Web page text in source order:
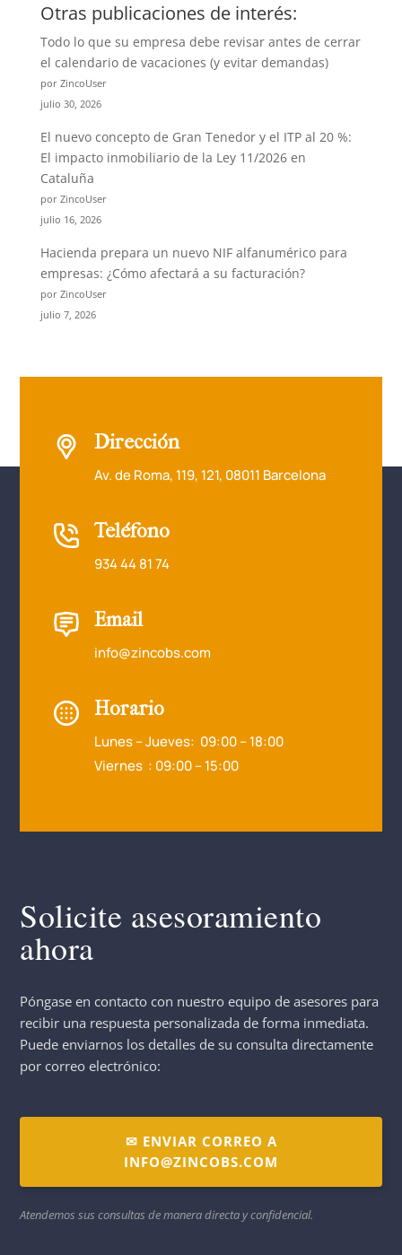
Otras publicaciones de interés:
Todo lo que su empresa debe revisar antes de cerrar
el calendario de vacaciones (y evitar demandas)
por ZincoUser
julio 30, 2026
El nuevo concepto de Gran Tenedor y el ITP al 20 %:
El impacto inmobiliario de la Ley 11/2026 en
Cataluña
por ZincoUser
julio 16, 2026
Hacienda prepara un nuevo NIF alfanumérico para
empresas: ¿Cómo afectará a su facturación?
por ZincoUser
julio 7, 2026
Dirección
Av. de Roma, 119, 121, 08011 Barcelona
Teléfono
934 44 81 74
Email
info@zincobs.com
Horario
Lunes – Jueves: 09:00 – 18:00
Viernes : 09:00 – 15:00
Solicite asesoramiento
ahora
Póngase en contacto con nuestro equipo de asesores para
recibir una respuesta personalizada de forma inmediata.
Puede enviarnos los detalles de su consulta directamente
por correo electrónico:
✉ ENVIAR CORREO A
INFO@ZINCOBS.COM
Atendemos sus consultas de manera directa y confidencial.